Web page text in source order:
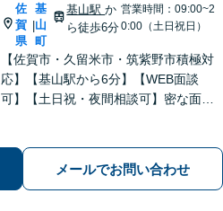
佐
賀
県
|
基
山
町
基山駅か
ら徒歩6分
営業時間：09:00~2
0:00（土日祝日）
【佐賀市・久留米市・筑紫野市積極対
応】【基山駅から6分】【WEB面談
可】【土日祝・夜間相談可】密な面談
り、最善を尽くします。「相談者様に
寄り添い親身に対応」【個室対応／守
メールでお問い合わせ